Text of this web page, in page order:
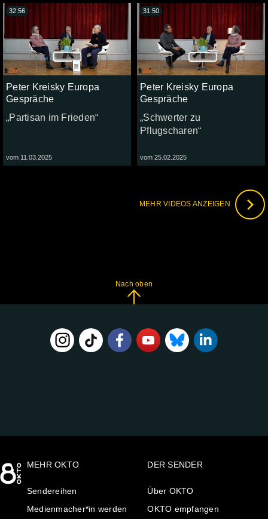
Peter Kreisky Europa
Gespräche
„Partisan im Frieden“
vom 11.03.2025
32:56
Peter Kreisky Europa
Gespräche
„Schwerter zu
Pflugscharen“
vom 25.02.2025
31:50
MEHR VIDEOS ANZEIGEN
Nach oben
MEHR OKTO
Sendereihen
Medienmacher*in werden
DER SENDER
Über OKTO
OKTO empfangen